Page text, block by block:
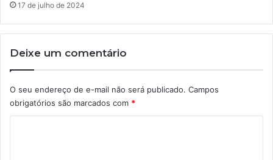
17 de julho de 2024
Deixe um comentário
O seu endereço de e-mail não será publicado. Campos
obrigatórios são marcados com *